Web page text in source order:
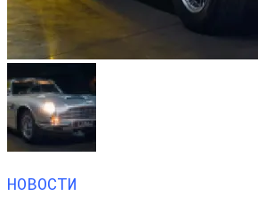
НОВОСТИ